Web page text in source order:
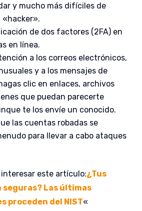
y mucho más difíciles de
«hacker».
de dos factores (2FA) en
en línea.
a los correos electrónicos,
y a los mensajes de
clic en enlaces, archivos
que puedan parecerte
te los envíe un conocido.
las cuentas robadas se
para llevar a cabo ataques
este artículo:¿Tus
seguras? Las últimas
proceden del NIST«